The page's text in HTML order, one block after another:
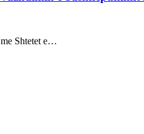
Shtetet e…